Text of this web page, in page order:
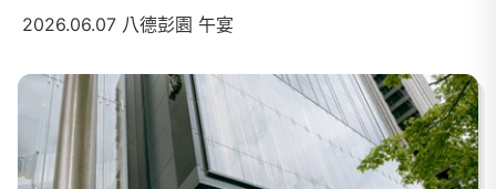
2026.06.07 八德彭園 午宴